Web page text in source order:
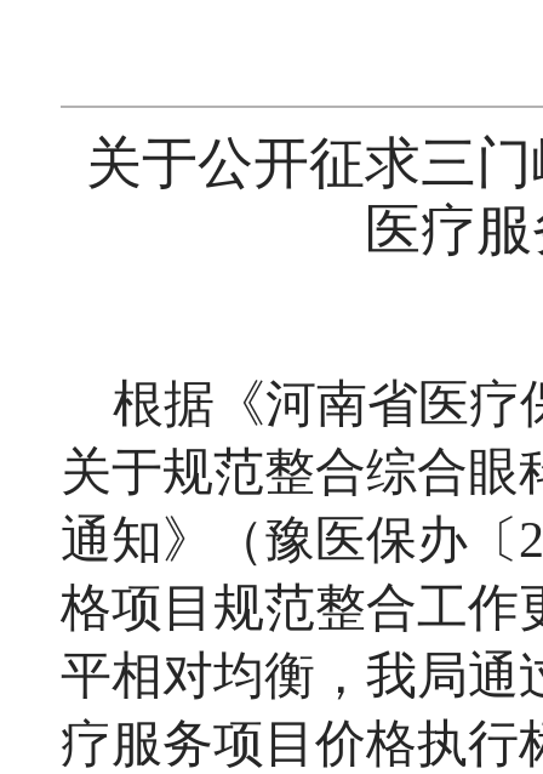
关于公开征求三
医疗
根据《河南省医疗
关于规范整合综合眼
通知》（豫医保办〔
格项目规范整合工作
平相对均衡，我局通
疗服务项目价格执行